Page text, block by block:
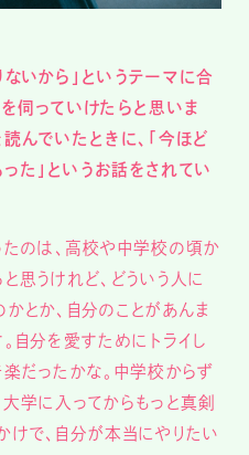
いから」というテーマに合
伺っていけたらと思いま
んでいたときに、「今ほど
た」というお話をされてい
のは、高校や中学校の頃か
思うけれど、どういう人に
とか、自分のことがあんま
自分を愛すためにトライし
だったかな。中学校からず
学に入ってからもっと真剣
で、自分が本当にやりたい